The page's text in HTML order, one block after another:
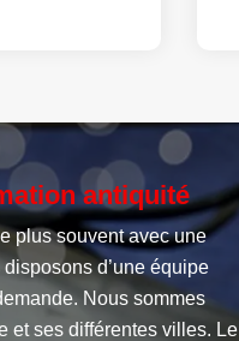
antiquité
plus souvent avec une
d’une équipe
Nous sommes
et ses différentes villes. Le